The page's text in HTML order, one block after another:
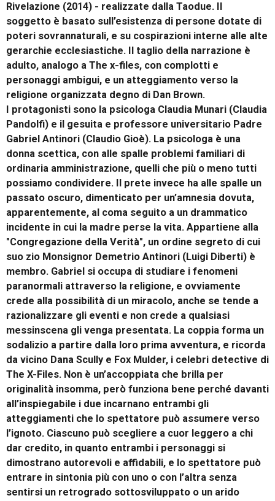
Rivelazione (2014) - realizzate dalla Taodue. Il
soggetto è basato sull’esistenza di persone dotate di
poteri sovrannaturali, e su cospirazioni interne alle alte
gerarchie ecclesiastiche. Il taglio della narrazione è
adulto, analogo a The x-files, con complotti e
personaggi ambigui, e un atteggiamento verso la
religione organizzata degno di Dan Brown.
I protagonisti sono la psicologa Claudia Munari (Claudia
Pandolfi) e il gesuita e professore universitario Padre
Gabriel Antinori (Claudio Gioè). La psicologa è una
donna scettica, con alle spalle problemi familiari di
ordinaria amministrazione, quelli che più o meno tutti
possiamo condividere. Il prete invece ha alle spalle un
passato oscuro, dimenticato per un’amnesia dovuta,
apparentemente, al coma seguito a un drammatico
incidente in cui la madre perse la vita. Appartiene alla
"Congregazione della Verità", un ordine segreto di cui
suo zio Monsignor Demetrio Antinori (Luigi Diberti) è
membro. Gabriel si occupa di studiare i fenomeni
paranormali attraverso la religione, e ovviamente
crede alla possibilità di un miracolo, anche se tende a
razionalizzare gli eventi e non crede a qualsiasi
messinscena gli venga presentata. La coppia forma un
sodalizio a partire dalla loro prima avventura, e ricorda
da vicino Dana Scully e Fox Mulder, i celebri detective di
The X-Files. Non è un’accoppiata che brilla per
originalità insomma, però funziona bene perché davanti
all’inspiegabile i due incarnano entrambi gli
atteggiamenti che lo spettatore può assumere verso
l’ignoto. Ciascuno può scegliere a cuor leggero a chi
dar credito, in quanto entrambi i personaggi si
dimostrano autorevoli e affidabili, e lo spettatore può
entrare in sintonia più con uno o con l’altra senza
sentirsi un retrogrado sottosviluppato o un arido